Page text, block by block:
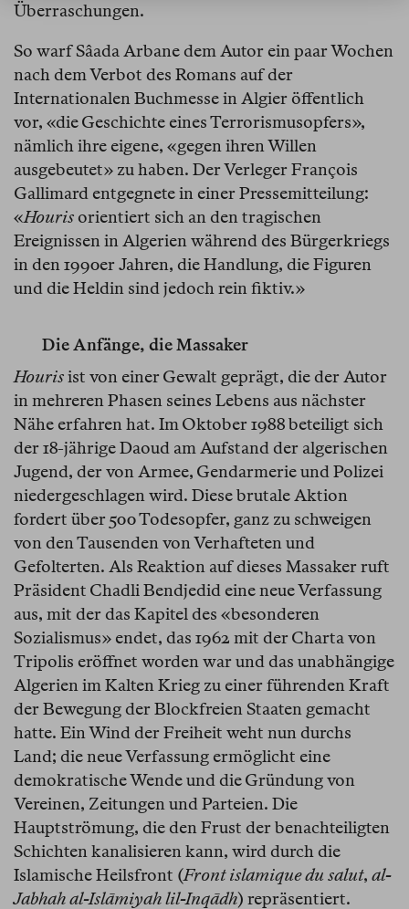
Überraschungen.
So warf Sâada Arbane dem Autor ein paar Wochen
nach dem Verbot des Romans auf der
Internationalen Buchmesse in Algier öffentlich
vor, «die Geschichte eines Terrorismusopfers»,
nämlich ihre eigene, «gegen ihren Willen
ausgebeutet» zu haben. Der Verleger François
Gallimard entgegnete in einer Pressemitteilung:
«Houris orientiert sich an den tragischen
Ereignissen in Algerien während des Bürgerkriegs
in den 1990er Jahren, die Handlung, die Figuren
und die Heldin sind jedoch rein fiktiv.»
Die Anfänge, die Massaker
Hourisist von einer Gewalt geprägt, die der Autor
in mehreren Phasen seines Lebens aus nächster
Nähe erfahren hat. Im Oktober 1988 beteiligt sich
der 18-jährige Daoud am Aufstand der algerischen
Jugend, der von Armee, Gendarmerie und Polizei
niedergeschlagen wird. Diese brutale Aktion
fordert über 500 Todesopfer, ganz zu schweigen
von den Tausenden von Verhafteten und
Gefolterten. Als Reaktion auf dieses Massaker ruft
Präsident Chadli Bendjedid eine neue Verfassung
aus, mit der das Kapitel des «besonderen
Sozialismus» endet, das 1962 mit der Charta von
Tripolis eröffnet worden war und das unabhängige
Algerien im Kalten Krieg zu einer führenden Kraft
der Bewegung der Blockfreien Staaten gemacht
hatte. Ein Wind der Freiheit weht nun durchs
Land; die neue Verfassung ermöglicht eine
demokratische Wende und die Gründung von
Vereinen, Zeitungen und Parteien. Die
Hauptströmung, die den Frust der benachteiligten
Schichten kanalisieren kann, wird durch die
Islamische Heilsfront (Front islamique du salut, al-
Jabhah al-Islāmiyah lil-Inqādh) repräsentiert.